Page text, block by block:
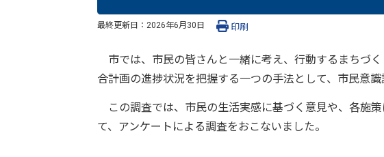
最終更新日： 2026年6月30日 印刷
市では、市民の皆さんと一緒に考え、行動するまちづ
合計画の進捗状況を把握する一つの手法として、市民意識
この調査では、市民の生活実感に基づく意見や、各施
て、アンケートによる調査をおこないました。